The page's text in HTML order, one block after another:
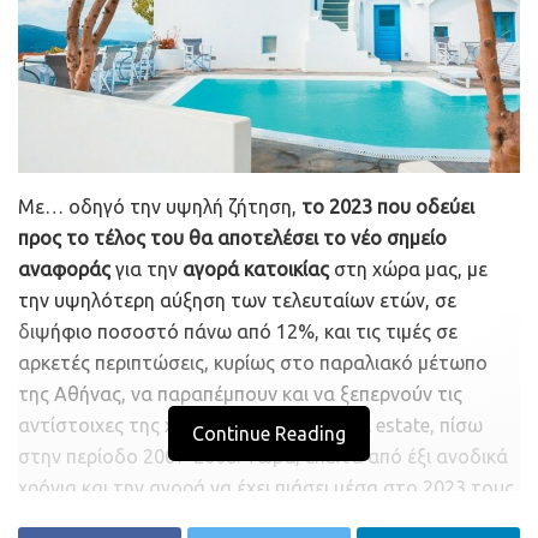
κλεισιμάτων με τους περισσότερους να
προετοιμάζονται για το νέο έτος. Οι 1.270 μονάδες, εάν
διατηρηθούν στον Γενικό Δείκτη, θα πρέπει άμεσα να
δώσουν μια ανοδική κίνηση προς τις 1.300 μονάδες.
Με… οδηγό την υψηλή ζήτηση, το 2023 που οδεύει
προς το τέλος του θα αποτελέσει το νέο σημείο
αναφοράς για την αγορά κατοικίας στη χώρα μας, με
την υψηλότερη αύξηση των τελευταίων ετών, σε
διψήφιο ποσοστό πάνω από 12%, και τις τιμές σε
αρκετές περιπτώσεις, κυρίως στο παραλιακό μέτωπο
της Αθήνας, να παραπέμπουν και να ξεπερνούν τις
αντίστοιχες της χρυσής εποχής του real estate, πίσω
στην περίοδο 2007-2008. Τώρα, έπειτα από έξι ανοδικά
χρόνια και την αγορά να έχει πιάσει μέσα στο 2023 τους
Continue Reading